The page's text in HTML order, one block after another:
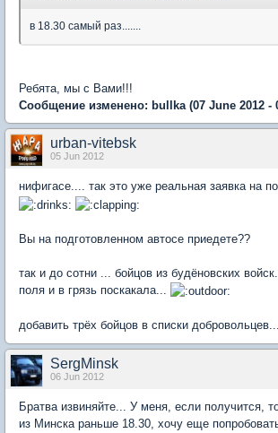
в 18.30 самый раз.......
Ребята, мы с Вами!!!
Сообщение изменено: bullka (07 June 2012 -
urban-vitebsk
05 Jun 2012
нифигасе.... так это уже реальная заявка на
Вы на подготовленном автосе приедете??
так и до сотни ... бойцов из будёновских
поля и в грязь поскакала...
добавить трёх бойцов в списки добровольцев...
SergMinsk
06 Jun 2012
Братва извиняйте... У меня, если получится,
из Минска раньше 18.30, хочу еще